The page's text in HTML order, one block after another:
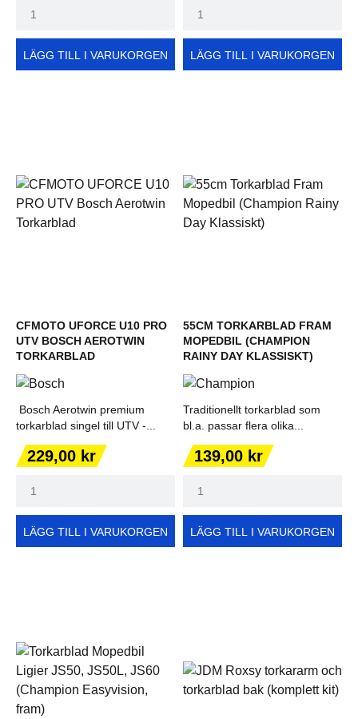
LÄGG TILL I VARUKORGEN LÄGG TILL I VARUKORGEN
CFMOTO UFORCE U10 PRO
UTV BOSCH AEROTWIN
TORKARBLAD
Bosch Aerotwin premium
torkarblad singel till UTV -...
Pris
229,00 kr
LÄGG TILL I VARUKORGEN
55CM TORKARBLAD FRAM
MOPEDBIL (CHAMPION
RAINY DAY KLASSISKT)
Traditionellt torkarblad som
bl.a. passar flera olika...
Pris
139,00 kr
LÄGG TILL I VARUKORGEN